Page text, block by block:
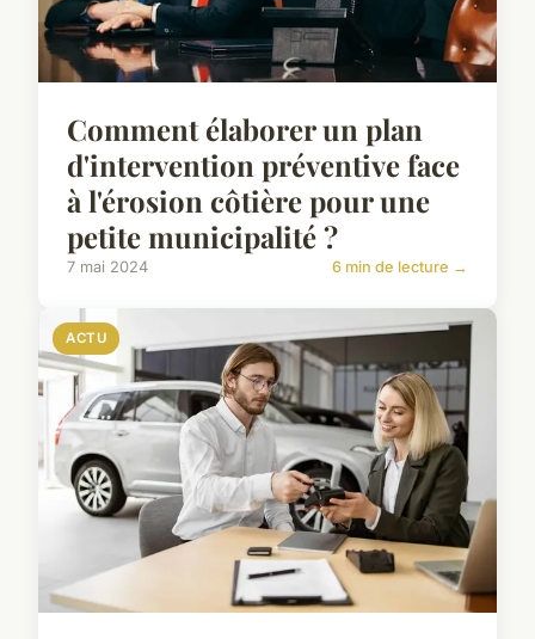
Comment élaborer un plan
d'intervention préventive face
à l'érosion côtière pour une
petite municipalité ?
7 mai 2024 6 min de lecture →
ACTU